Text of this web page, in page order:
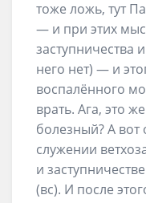
тоже ложь, тут
— и при этих
заступничества
него нет) — и
воспалённого
врать. Ага, это
болезный? А
служении
и
(вс). И после